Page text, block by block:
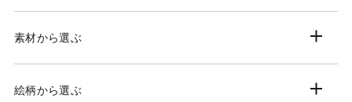
素材から選ぶ
絵柄から選ぶ